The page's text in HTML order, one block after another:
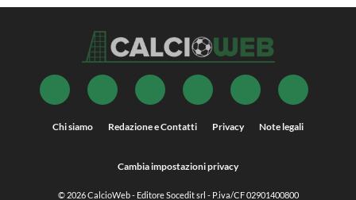
Chi siamo Redazione e Contatti Privacy Note legali
Cambia impostazioni privacy
© 2026CalcioWeb- Editore Socedit srl - P.iva/CF 02901400800